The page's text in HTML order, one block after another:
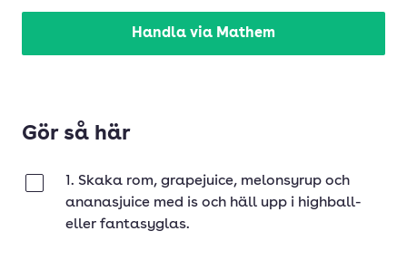
Handla via Mathem
Gör så här
1. Skaka rom, grapejuice, melonsyrup och
ananasjuice med is och häll upp i highball-
eller fantasyglas.